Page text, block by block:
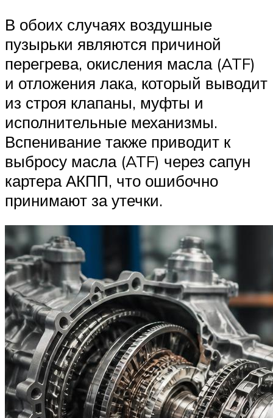
В обоих случаях воздушные
пузырьки являются причиной
перегрева, окисления масла (ATF)
и отложения лака, который выводит
из строя клапаны, муфты и
исполнительные механизмы.
Вспенивание также приводит к
выбросу масла (ATF) через сапун
картера АКПП, что ошибочно
принимают за утечки.